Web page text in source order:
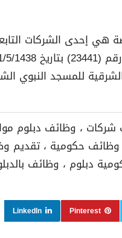
هي إحدى الشركات
للمسجد النبوي
، وظائف دبلوم
وظائف حكومية ،
دبلوم ، وظائف
Pinterest
LinkedIn